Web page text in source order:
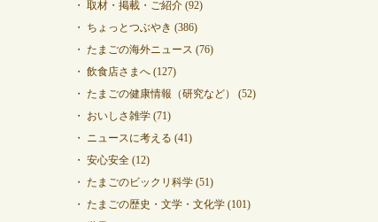
取材・掲載・ご紹介 (92)
ちょっとつぶやき (386)
たまごの海外ニュース (76)
飲食店さまへ (127)
たまごの健康情報（研究など）
(52)
おいしさ雑学 (71)
ニュースに考える (41)
安心安全 (12)
たまごのビックリ科学 (51)
たまごの歴史・文学・文化学 (101)